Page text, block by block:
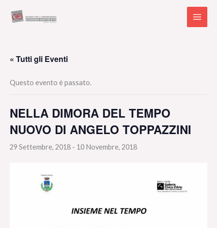
« Tutti gli Eventi
Questo evento è passato.
NELLA DIMORA DEL TEMPO
NUOVO DI ANGELO TOPPAZZINI
29 Settembre, 2018 - 10 Novembre, 2018